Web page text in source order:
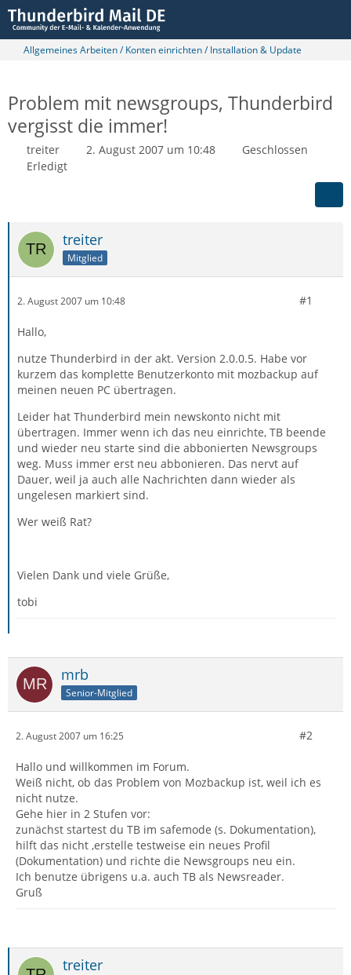
Allgemeines Arbeiten / Konten einrichten / Installation & Update
Problem mit newsgroups, Thunderbird
vergisst die immer!
treiter 2. August 2007 um 10:48
Geschlossen
Erledigt
treiter
Mitglied
2. August 2007 um 10:48 #1
Hallo,
nutze Thunderbird in der akt. Version 2.0.0.5. Habe vor
kurzem das komplette Benutzerkonto mit mozbackup auf
meinen neuen PC übertragen.
Leider hat Thunderbird mein newskonto nicht mit
übertragen. Immer wenn ich das neu einrichte, TB beende
und wieder neu starte sind die abbonierten Newsgroups
weg. Muss immer erst neu abbonieren. Das nervt auf
Dauer, weil ja auch alle Nachrichten dann wieder als
ungelesen markiert sind.
Wer weiß Rat?
Vielen Dank und viele Grüße,
tobi
mrb
Senior-Mitglied
2. August 2007 um 16:25 #2
Hallo und willkommen im Forum.
Weiß nicht, ob das Problem von Mozbackup ist, weil ich es
nicht nutze.
Gehe hier in 2 Stufen vor:
zunächst startest du TB im safemode (s. Dokumentation),
hilft das nicht ,erstelle testweise ein neues Profil
(Dokumentation) und richte die Newsgroups neu ein.
Ich benutze übrigens u.a. auch TB als Newsreader.
Gruß
treiter